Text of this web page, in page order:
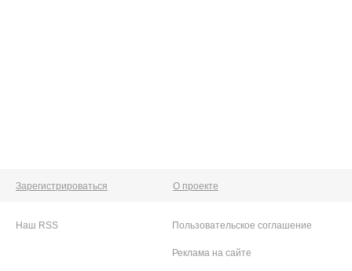
Зарегистрироваться О проекте
Наш RSS Пользовательское соглашение
Реклама на сайте